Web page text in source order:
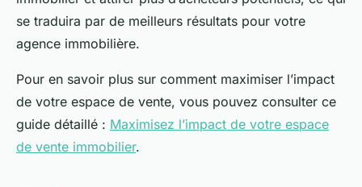
se traduira par de meilleurs résultats pour votre
agence immobilière.
Pour en savoir plus sur comment maximiser l’impact
de votre espace de vente, vous pouvez consulter ce
guide détaillé : Maximisez l’impact de votre espace
de vente immobilier.